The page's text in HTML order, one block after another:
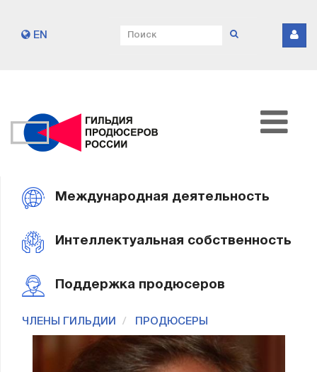
EN
Международная деятельность
Интеллектуальная собственность
Поддержка продюсеров
ЧЛЕНЫ ГИЛЬДИИ ПРОДЮСЕРЫ